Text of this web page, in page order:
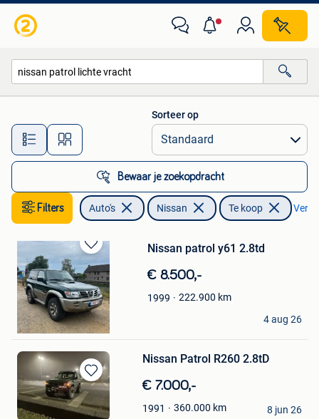
Alle afstanden…
Sorteer op
Bewaar je zoekopdracht
Filters Auto's Nissan Te koop
Bewaren
in
Mijn
Favorieten
Nissan patrol y61 2.8td
€ 8.500,-
1999 222.900 km
Sjarel
Bocholt
4 aug 26
Bewaren
in
Mijn
Nissan Patrol R260 2.8tD
€ 7.000,-
1991 360.000 km
Jarno Calmeyn
8 jun 26